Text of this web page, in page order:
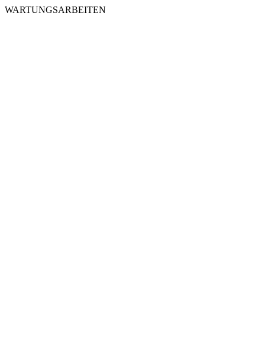
WARTUNGSARBEITEN